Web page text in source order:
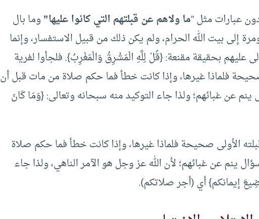
عبارات مثل “ما ولاهم عن قبلتهم التي كانوا عليها”وما بال
إلى بيت الله الحرام، ولم يكن ذلك من قبيل الاستفسار، وإنما
عليهم بحقيقة مقنعة: {قُلْ لِلَّهِ الْمَشْرِقُ وَالْمَغْرِبُ}. فلجأوا لفرية
صحيحة فلماذا غيرها، وإذا كانت خطأ فما حكم صلاة من مات قبل أن
عن غبائهم؛ ولذا جاء التوكيد منه سبحانه وتعالى: {وَمَا كَانَ
الأولى صحيحة فلماذا غيرها، وإذا كانت خطأ فما حكم صلاة
ينم عن غبائهم؛ لأن الله عز وجل هو الآمر الناهي، ولذا جاء
إيمانكم} أي (أجر صلاتكم).